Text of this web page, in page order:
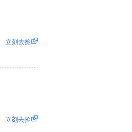
立刻去捡
立刻去捡